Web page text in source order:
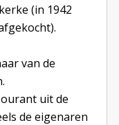
(in 1942
van de
uit de
de eigenaren